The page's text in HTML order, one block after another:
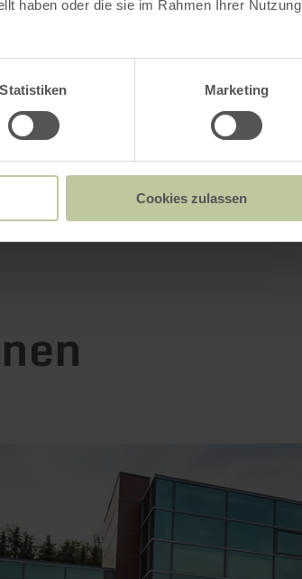
haben oder die sie im Rahmen Ihrer Nutzung
Statistiken Marketing
Cookies zulassen